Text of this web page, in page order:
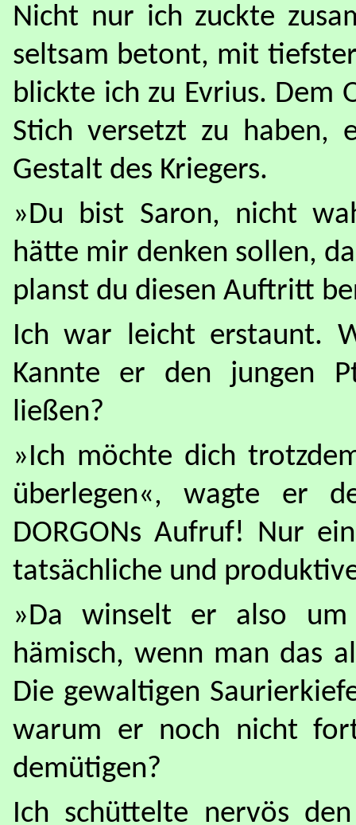
Nicht nur ich zuckte
seltsam betont, mit
blickte ich zu Evrius. Dem
Stich versetzt zu haben,
Gestalt des Kriegers.
»Du bist Saron, nicht
hätte mir denken sollen,
planst du diesen Auftritt
Ich war leicht erstaunt.
Kannte er den jungen
ließen?
»Ich möchte dich
überlegen«, wagte er
DORGONs Aufruf! Nur
tatsächliche und
»Da winselt er also um
hämisch, wenn man das
Die gewaltigen
warum er noch nicht
demütigen?
Ich schüttelte nervös